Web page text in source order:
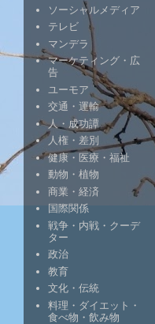
ソーシャルメディア
テレビ
マンデラ
マーケティング・広
告
ユーモア
交通・運輸
人・成功譚
人権・差別
健康・医療・福祉
動物・植物
商業・経済
国際関係
戦争・内戦・クーデ
ター
政治
教育
文化・伝統
料理・ダイエット・
食べ物・飲み物